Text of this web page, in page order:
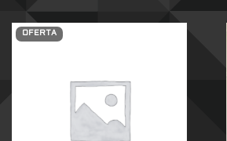
OFERTA